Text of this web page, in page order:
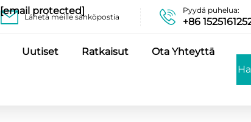
Lähetä meille sähköpostia
[email protected] Pyydä puhelua:
+86
Uutiset Ratkaisut Ota Yhteyttä